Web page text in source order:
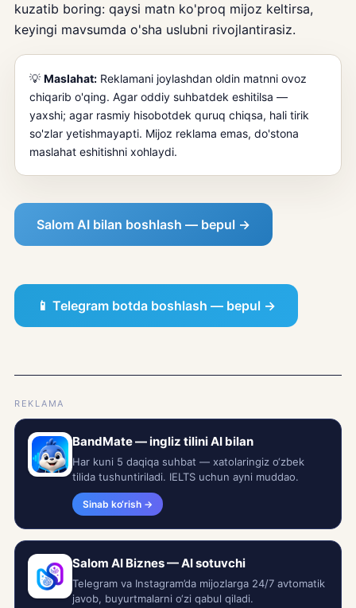
kuzatib boring: qaysi matn ko'proq mijoz keltirsa,
keyingi mavsumda o'sha uslubni rivojlantirasiz.
💡 Maslahat: Reklamani joylashdan oldin matnni ovoz
chiqarib o'qing. Agar oddiy suhbatdek eshitilsa —
yaxshi; agar rasmiy hisobotdek quruq chiqsa, hali tirik
so'zlar yetishmayapti. Mijoz reklama emas, do'stona
maslahat eshitishni xohlaydi.
Salom AI bilan boshlash — bepul →
📱 Telegram botda boshlash — bepul →
REKLAMA
BandMate — ingliz tilini AI bilan
Har kuni 5 daqiqa suhbat — xatolaringiz o‘zbek
tilida tushuntiriladi. IELTS uchun ayni muddao.
Sinab ko‘rish →
Salom AI Biznes — AI sotuvchi
Telegram va Instagram’da mijozlarga 24/7 avtomatik
javob, buyurtmalarni o‘zi qabul qiladi.